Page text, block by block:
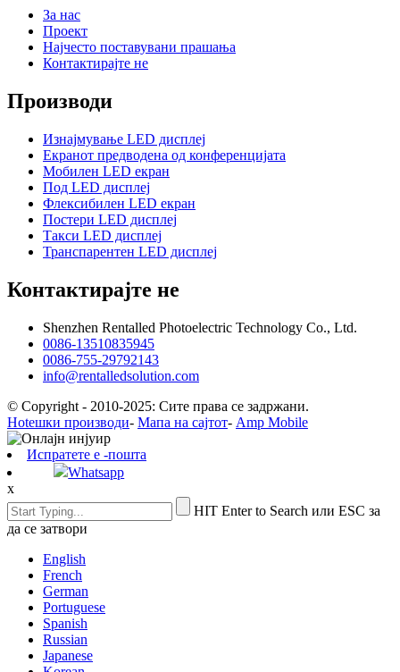
За нас
Проект
Најчесто поставувани прашања
Контактирајте не
Производи
Изнајмување LED дисплеј
Екранот предводена од конференцијата
Мобилен LED екран
Под LED дисплеј
Флексибилен LED екран
Постери LED дисплеј
Такси LED дисплеј
Транспарентен LED дисплеј
Контактирајте не
Shenzhen Rentalled Photoelectric Technology Co., Ltd.
0086-13510835945
0086-755-29792143
info@rentalledsolution.com
© Copyright - 2010-2025: Сите права се задржани.
Hotешки производи- Мапа на сајтот- Amp Mobile
Испратете е -пошта
Whatsapp
x
HIT Enter to Search или ESC за
да се затвори
English
French
German
Portuguese
Spanish
Russian
Japanese